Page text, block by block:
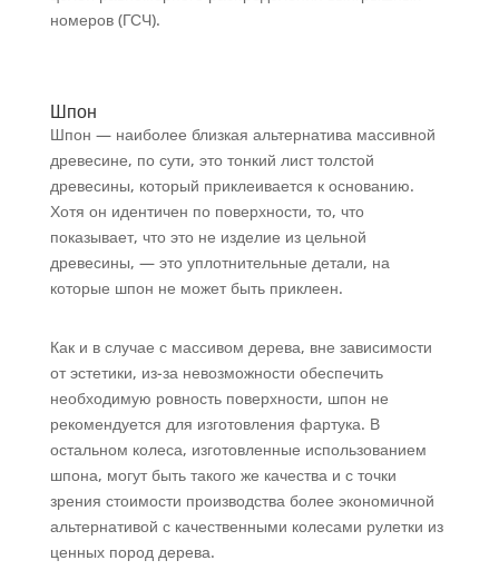
номеров (ГСЧ).
Шпон
Шпон — наиболее близкая альтернатива массивной
древесине, по сути, это тонкий лист толстой
древесины, который приклеивается к основанию.
Хотя он идентичен по поверхности, то, что
показывает, что это не изделие из цельной
древесины, — это уплотнительные детали, на
которые шпон не может быть приклеен.
Как и в случае с массивом дерева, вне зависимости
от эстетики, из-за невозможности обеспечить
необходимую ровность поверхности, шпон не
рекомендуется для изготовления фартука. В
остальном колеса, изготовленные использованием
шпона, могут быть такого же качества и с точки
зрения стоимости производства более экономичной
альтернативой с качественными колесами рулетки из
ценных пород дерева.